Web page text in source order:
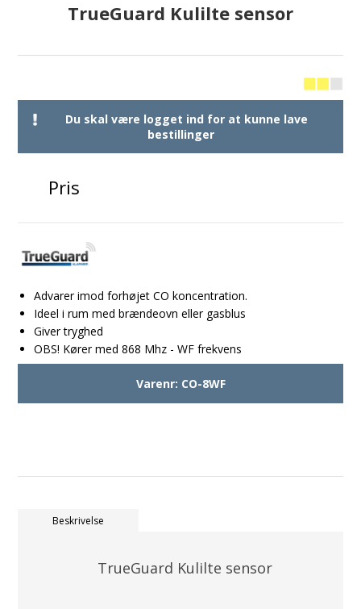
TrueGuard Kulilte sensor
Du skal være logget ind for at kunne lave
bestillinger
Pris
Advarer imod forhøjet CO koncentration.
Ideel i rum med brændeovn eller gasblus
Giver tryghed
OBS! Kører med 868 Mhz - WF frekvens
Varenr: CO-8WF
Beskrivelse
TrueGuard Kulilte sensor